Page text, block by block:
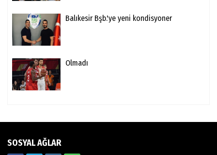
Balıkesir Bşb.'ye yeni kondisyoner
Olmadı
SOSYAL AĞLAR